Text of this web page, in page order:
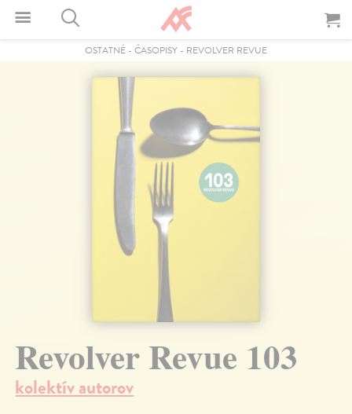
OSTATNÉ - ČASOPISY - REVOLVER REVUE
Revolver Revue 103
kolektív autorov